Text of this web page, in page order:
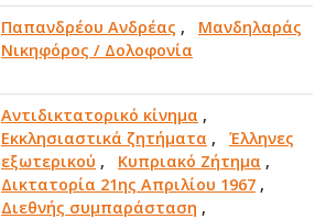
Παπανδρέου Ανδρέας , Μανδηλαράς
Νικηφόρος / Δολοφονία
Αντιδικτατορικό κίνημα ,
Εκκλησιαστικά ζητήματα , Έλληνες
εξωτερικού , Κυπριακό Ζήτημα ,
Δικτατορία 21ης Απριλίου 1967 ,
Διεθνής συμπαράσταση ,